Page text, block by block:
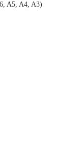
A5, A4, A3)